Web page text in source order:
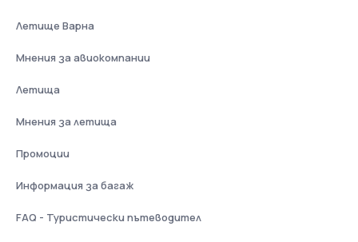
Летище Варна
Мнения за авиокомпании
Летища
Мнения за летища
Промоции
Информация за багаж
FAQ - Туристически пътеводител